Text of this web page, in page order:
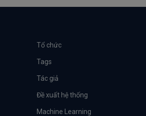
Tổ chức
Tags
Tác giả
Đề xuất hệ thống
Machine Learning